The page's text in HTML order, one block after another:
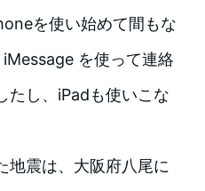
を使い始めて間もな
を使って連絡
たし、iPadも使いこな
地震は、大阪府八尾に